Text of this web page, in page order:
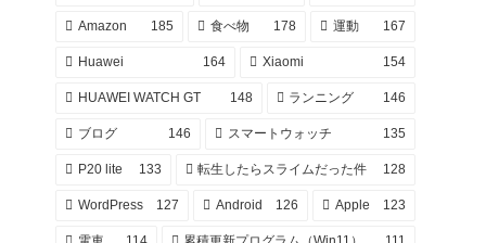
Amazon 185 食べ物 178 運動 167
Huawei 164 Xiaomi 154
HUAWEI WATCH GT 148 ランニング 146
ブログ 146 スマートウォッチ 135
P20 lite 133 転生したらスライムだった件 128
WordPress 127 Android 126 Apple 123